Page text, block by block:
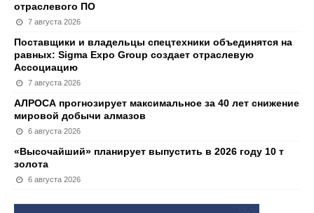
отраслевого ПО
7 августа 2026
Поставщики и владельцы спецтехники объединятся на
равных: Sigma Expo Group создает отраслевую
Ассоциацию
7 августа 2026
АЛРОСА прогнозирует максимальное за 40 лет снижение
мировой добычи алмазов
6 августа 2026
«Высочайший» планирует выпустить в 2026 году 10 т
золота
6 августа 2026